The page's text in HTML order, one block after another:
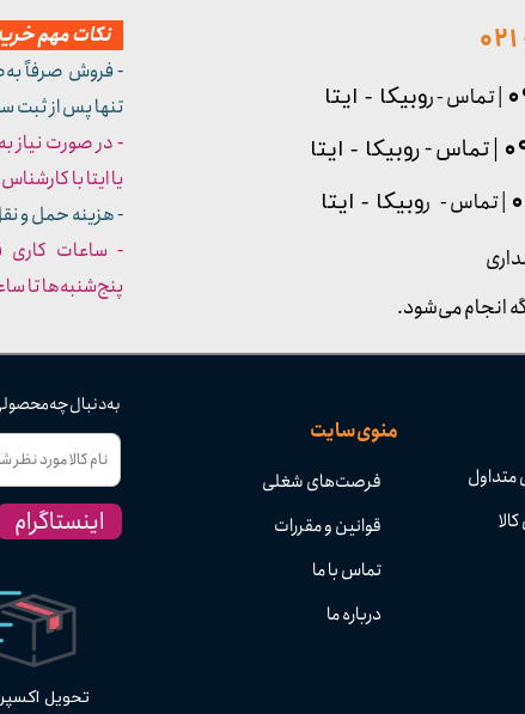
تحویل
منوی سایت
فرصت‌های شغلی
قوانین و مقررات
تماس با ما
درباره ما
به دنبال چه
اینستاگرام
| تماس - روبیکا - ایتا
نکات مهم
- فروش صرفاً
تنها پس از ثبت
- در صورت نیاز
یا ایتا با کارشناس فروش
- هزینه حمل و
پنج‌شنبه‌ها تا ساعت
| تماس - روبیکا - ایتا
| تماس - روبیکا - ایتا
انجام می‌شود.